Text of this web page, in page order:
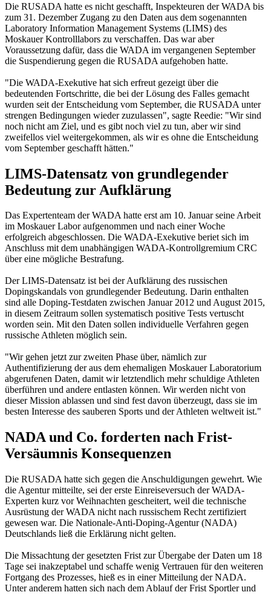
Die RUSADA hatte es nicht geschafft, Inspekteuren der WADA bis
zum 31. Dezember Zugang zu den Daten aus dem sogenannten
Laboratory Information Management Systems (LIMS) des
Moskauer Kontrolllabors zu verschaffen. Das war aber
Voraussetzung dafür, dass die WADA im vergangenen September
die Suspendierung gegen die RUSADA aufgehoben hatte.
"Die WADA-Exekutive hat sich erfreut gezeigt über die
bedeutenden Fortschritte, die bei der Lösung des Falles gemacht
wurden seit der Entscheidung vom September, die RUSADA unter
strengen Bedingungen wieder zuzulassen", sagte Reedie: "Wir sind
noch nicht am Ziel, und es gibt noch viel zu tun, aber wir sind
zweifellos viel weitergekommen, als wir es ohne die Entscheidung
vom September geschafft hätten."
LIMS-Datensatz von grundlegender
Bedeutung zur Aufklärung
Das Expertenteam der WADA hatte erst am 10. Januar seine Arbeit
im Moskauer Labor aufgenommen und nach einer Woche
erfolgreich abgeschlossen. Die WADA-Exekutive beriet sich im
Anschluss mit dem unabhängigen WADA-Kontrollgremium CRC
über eine mögliche Bestrafung.
Der LIMS-Datensatz ist bei der Aufklärung des russischen
Dopingskandals von grundlegender Bedeutung. Darin enthalten
sind alle Doping-Testdaten zwischen Januar 2012 und August 2015,
in diesem Zeitraum sollen systematisch positive Tests vertuscht
worden sein. Mit den Daten sollen individuelle Verfahren gegen
russische Athleten möglich sein.
"Wir gehen jetzt zur zweiten Phase über, nämlich zur
Authentifizierung der aus dem ehemaligen Moskauer Laboratorium
abgerufenen Daten, damit wir letztendlich mehr schuldige Athleten
überführen und andere entlasten können. Wir werden nicht von
dieser Mission ablassen und sind fest davon überzeugt, dass sie im
besten Interesse des sauberen Sports und der Athleten weltweit ist."
NADA und Co. forderten nach Frist-
Versäumnis Konsequenzen
Die RUSADA hatte sich gegen die Anschuldigungen gewehrt. Wie
die Agentur mitteilte, sei der erste Einreiseversuch der WADA-
Experten kurz vor Weihnachten gescheitert, weil die technische
Ausrüstung der WADA nicht nach russischem Recht zertifiziert
gewesen war. Die Nationale-Anti-Doping-Agentur (NADA)
Deutschlands ließ die Erklärung nicht gelten.
Die Missachtung der gesetzten Frist zur Übergabe der Daten um 18
Tage sei inakzeptabel und schaffe wenig Vertrauen für den weiteren
Fortgang des Prozesses, hieß es in einer Mitteilung der NADA.
Unter anderem hatten sich nach dem Ablauf der Frist Sportler und